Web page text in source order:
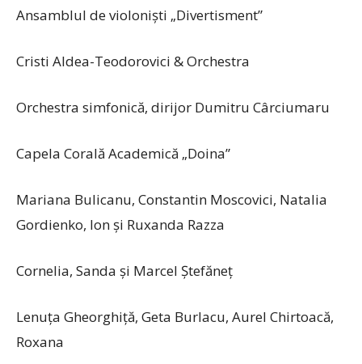
Ansamblul de violoniști „Divertisment”
Cristi Aldea-Teodorovici & Orchestra
Orchestra simfonică, dirijor Dumitru Cârciumaru
Capela Corală Academică „Doina”
Mariana Bulicanu, Constantin Moscovici, Natalia
Gordienko, Ion și Ruxanda Razza
Cornelia, Sanda și Marcel Ștefăneț
Lenuța Gheorghiță, Geta Burlacu, Aurel Chirtoacă,
Roxana